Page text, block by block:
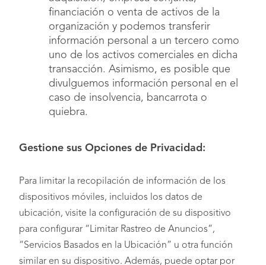
financiación o venta de activos de la
organización y podemos transferir
información personal a un tercero como
uno de los activos comerciales en dicha
transacción. Asimismo, es posible que
divulguemos información personal en el
caso de insolvencia, bancarrota o
quiebra.
Gestione sus Opciones de Privacidad:
Para limitar la recopilación de información de los
dispositivos móviles, incluidos los datos de
ubicación, visite la configuración de su dispositivo
para configurar “Limitar Rastreo de Anuncios”,
“Servicios Basados en la Ubicación” u otra función
similar en su dispositivo. Además, puede optar por